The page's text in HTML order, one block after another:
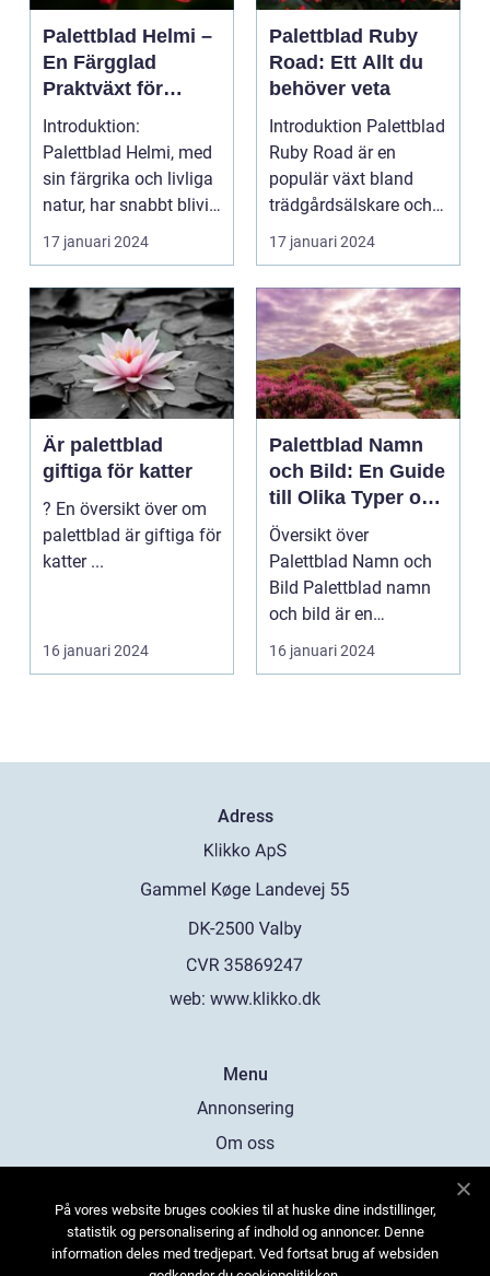
Palettblad Helmi –
En Färgglad
Praktväxt för
Hemmet
Introduktion:
Palettblad Helmi, med
sin färgrika och livliga
natur, har snabbt blivit
en favorit bla...
17 januari 2024
Palettblad Ruby
Road: Ett Allt du
behöver veta
Introduktion Palettblad
Ruby Road är en
populär växt bland
trädgårdsälskare och
inomhusväxtentusias..
17 januari 2024
Är palettblad
giftiga för katter
? En översikt över om
palettblad är giftiga för
katter ...
16 januari 2024
Palettblad Namn
och Bild: En Guide
till Olika Typer och
Egenskaper
Översikt över
Palettblad Namn och
Bild Palettblad namn
och bild är en
fascinerande
universum av oli...
16 januari 2024
Adress
web: www.klikko.dk
Menu
Annonsering
Om oss
Kontakta oss
Sitemap
På vores website bruges cookies til at huske dine indstillinger,
statistik og personalisering af indhold og annoncer. Denne
information deles med tredjepart. Ved fortsat brug af websiden